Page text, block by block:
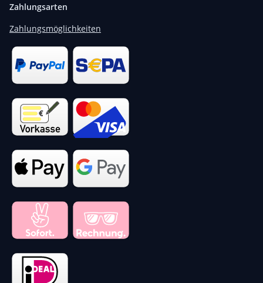
Zahlungsarten
Zahlungsmöglichkeiten